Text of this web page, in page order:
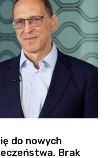
do nowych
Brak